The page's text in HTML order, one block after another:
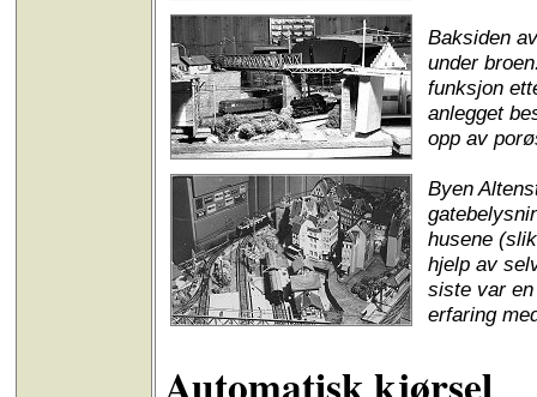
Baksiden
under
funksjon
anlegget
opp av
Byen
husene
hjelp av
siste var
erfaring